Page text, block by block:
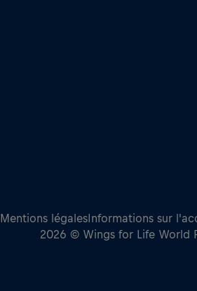
Mentions légalesInformations sur
2026 © Wings for Life World